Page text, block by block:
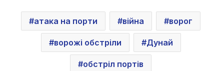
атака на порти війна ворог
ворожі обстріли Дунай
обстріл портів